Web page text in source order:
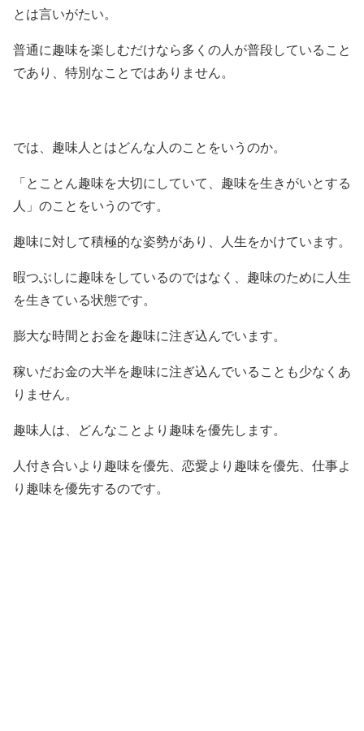
とは言いがたい。
普通に趣味を楽しむだけなら多くの人が普段していること
であり、特別なことではありません。
では、趣味人とはどんな人のことをいうのか。
「とことん趣味を大切にしていて、趣味を生きがいとする
人」のことをいうのです。
趣味に対して積極的な姿勢があり、人生をかけています。
暇つぶしに趣味をしているのではなく、趣味のために人生
を生きている状態です。
膨大な時間とお金を趣味に注ぎ込んでいます。
稼いだお金の大半を趣味に注ぎ込んでいることも少なくあ
りません。
趣味人は、どんなことより趣味を優先します。
人付き合いより趣味を優先、恋愛より趣味を優先、仕事よ
り趣味を優先するのです。